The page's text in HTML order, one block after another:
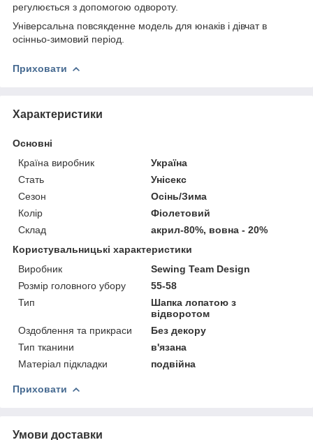
регулюється з допомогою одвороту.
Універсальна повсякденне модель для юнаків і дівчат в
осінньо-зимовий період.
Приховати
Характеристики
Основні
Країна виробник
Україна
Стать
Унісекс
Сезон
Осінь/Зима
Колір
Фіолетовий
Склад
акрил-80%, вовна - 20%
Користувальницькі характеристики
Виробник
Sewing Team Design
Розмір головного убору
55-58
Тип
Шапка лопатою з
відворотом
Оздоблення та прикраси
Без декору
Тип тканини
в'язана
Матеріал підкладки
подвійна
Приховати
Умови доставки